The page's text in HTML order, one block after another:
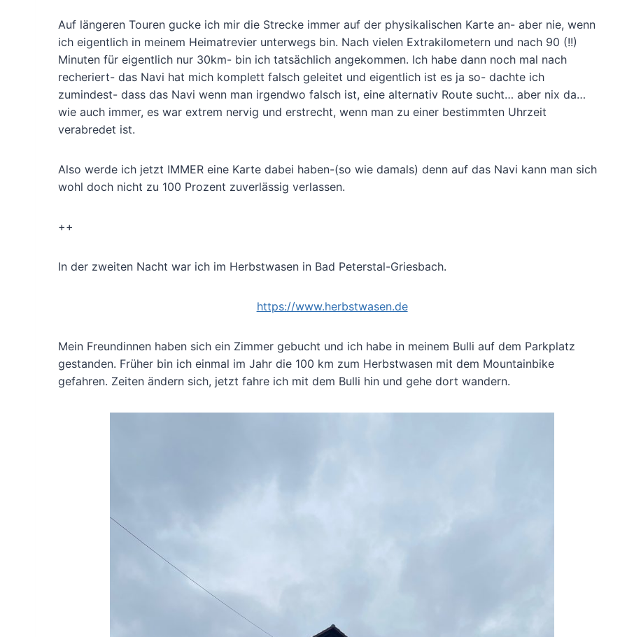
Auf längeren Touren gucke ich mir die Strecke immer auf der physikalischen Karte an- aber nie, wenn
ich eigentlich in meinem Heimatrevier unterwegs bin. Nach vielen Extrakilometern und nach 90 (!!)
Minuten für eigentlich nur 30km- bin ich tatsächlich angekommen. Ich habe dann noch mal nach
recheriert- das Navi hat mich komplett falsch geleitet und eigentlich ist es ja so- dachte ich
zumindest- dass das Navi wenn man irgendwo falsch ist, eine alternativ Route sucht… aber nix da…
wie auch immer, es war extrem nervig und erstrecht, wenn man zu einer bestimmten Uhrzeit
verabredet ist.
Also werde ich jetzt IMMER eine Karte dabei haben-(so wie damals) denn auf das Navi kann man sich
wohl doch nicht zu 100 Prozent zuverlässig verlassen.
++
In der zweiten Nacht war ich im Herbstwasen in Bad Peterstal-Griesbach.
https://www.herbstwasen.de
Mein Freundinnen haben sich ein Zimmer gebucht und ich habe in meinem Bulli auf dem Parkplatz
gestanden. Früher bin ich einmal im Jahr die 100 km zum Herbstwasen mit dem Mountainbike
gefahren. Zeiten ändern sich, jetzt fahre ich mit dem Bulli hin und gehe dort wandern.